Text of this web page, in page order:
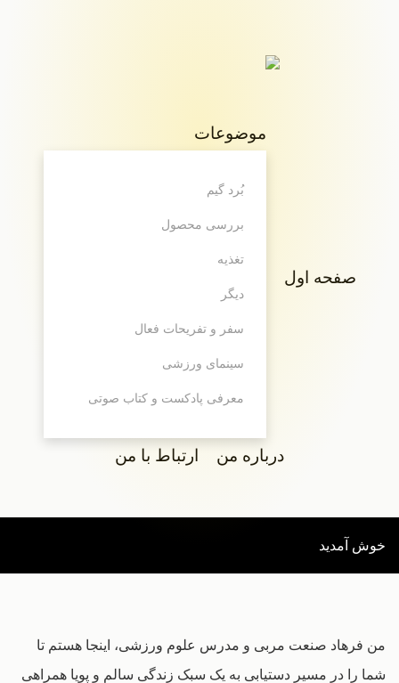
صفحه اول
موضوعات
بُرد گیم
بررسی محصول
تغذیه
دیگر
سفر و تفریحات فعال
سینمای ورزشی
معرفی پادکست و کتاب صوتی
درباره من ارتباط با من
خوش آمدید
من فرهاد صنعت مربی و مدرس علوم ورزشی، اینجا هستم تا
شما را در مسیر دستیابی به یک سبک زندگی سالم و پویا همراهی